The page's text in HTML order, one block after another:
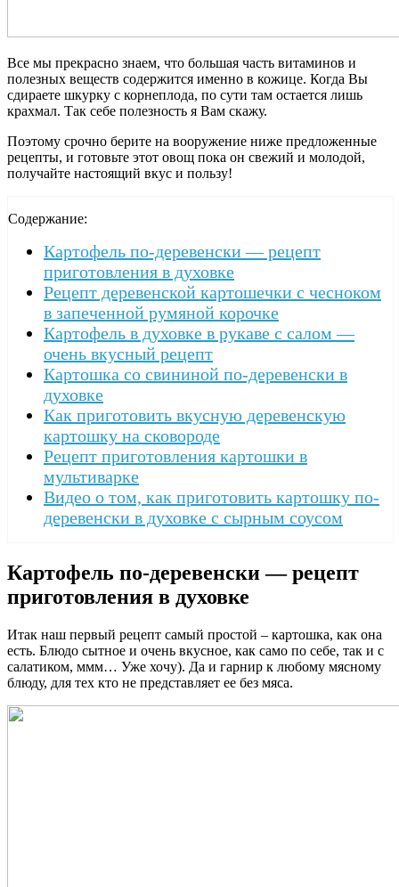
Все мы прекрасно знаем, что большая часть витаминов и
полезных веществ содержится именно в кожице. Когда Вы
сдираете шкурку с корнеплода, по сути там остается лишь
крахмал. Так себе полезность я Вам скажу.
Поэтому срочно берите на вооружение ниже предложенные
рецепты, и готовьте этот овощ пока он свежий и молодой,
получайте настоящий вкус и пользу!
Содержание:
Картофель по-деревенски — рецепт
приготовления в духовке
Рецепт деревенской картошечки с чесноком
в запеченной румяной корочке
Картофель в духовке в рукаве с салом —
очень вкусный рецепт
Картошка со свининой по-деревенски в
духовке
Как приготовить вкусную деревенскую
картошку на сковороде
Рецепт приготовления картошки в
мультиварке
Видео о том, как приготовить картошку по-
деревенски в духовке с сырным соусом
Картофель по-деревенски — рецепт
приготовления в духовке
Итак наш первый рецепт самый простой – картошка, как она
есть. Блюдо сытное и очень вкусное, как само по себе, так и с
салатиком, ммм… Уже хочу). Да и гарнир к любому мясному
блюду, для тех кто не представляет ее без мяса.